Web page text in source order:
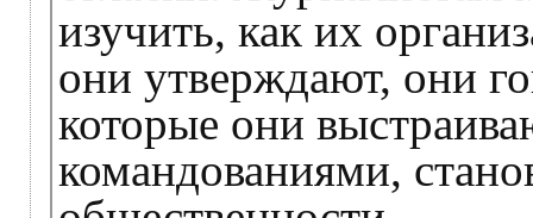
изучить, как их
они утверждают, они
которые они
командованиями,